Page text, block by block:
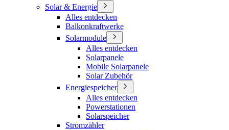
Solar & Energie
Alles entdecken
Balkonkraftwerke
Solarmodule
Alles entdecken
Solarpanele
Mobile Solarpanele
Solar Zubehör
Energiespeicher
Alles entdecken
Powerstationen
Solarspeicher
Stromzähler